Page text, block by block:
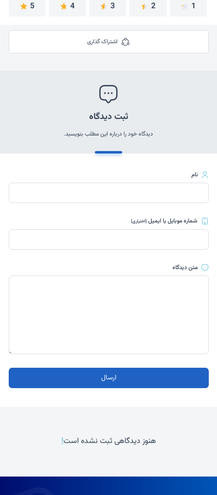
1
2
3
4
5
اشتراک گذاری
ثبت دیدگاه
دیدگاه خود را درباره این مطلب بنویسید.
نام
شماره موبایل یا ایمیل(اختیاری)
متن دیدگاه
ارسال
هنوز دیدگاهی ثبت نشده است!